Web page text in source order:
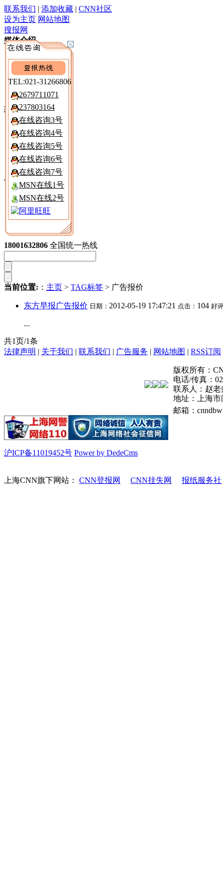
联系我们 | 添加收藏 | CNN社区
设为主页 网站地图
搜报网
媒体介绍
深度资讯
广告报价
电 子 报
遗失声明
媒介分析
区域市场
注销公告
减资公告
清算公告
广告购买
报纸折扣
寻人寻物
律师声明
18001632806 全国统一热线
当前位置: ： 主页 > TAG标签 > 广告报价
东方早报广告报价 日期： 2012-05-19 17:47:21 点击： 104 好
...
共1页/1条
法律声明 | 关于我们 | 联系我们 | 广告服务 | 网站地图 | RSS订阅
版权所有：
电话/传真：
联系人：赵老
地址：上海
邮箱：
沪ICP备11019452号 Power by DedeCms
上海CNN旗下网站： CNN登报网 CNN挂失网 报纸服务社
TEL:021-31266806
2679711071
237803164
在线咨询3号
在线咨询4号
在线咨询5号
在线咨询6号
在线咨询7号
MSN在线1号
MSN在线2号